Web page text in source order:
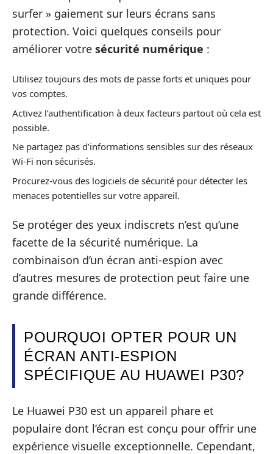
surfer » gaiement sur leurs écrans sans
protection. Voici quelques conseils pour
améliorer votre sécurité numérique :
Utilisez toujours des mots de passe forts et uniques pour
vos comptes.
Activez l’authentification à deux facteurs partout où cela est
possible.
Ne partagez pas d’informations sensibles sur des réseaux
Wi-Fi non sécurisés.
Procurez-vous des logiciels de sécurité pour détecter les
menaces potentielles sur votre appareil.
Se protéger des yeux indiscrets n’est qu’une
facette de la sécurité numérique. La
combinaison d’un écran anti-espion avec
d’autres mesures de protection peut faire une
grande différence.
POURQUOI OPTER POUR UN
ÉCRAN ANTI-ESPION
SPÉCIFIQUE AU HUAWEI P30?
Le Huawei P30 est un appareil phare et
populaire dont l’écran est conçu pour offrir une
expérience visuelle exceptionnelle. Cependant,